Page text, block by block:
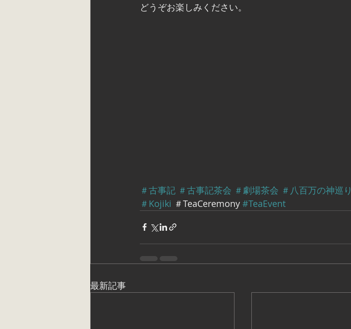
どうぞお楽しみください。
＃古事記 ＃古事記茶会 ＃劇場茶会 ＃八百万の神巡り
＃Kojiki ＃TeaCeremony #TeaEvent
最新記事